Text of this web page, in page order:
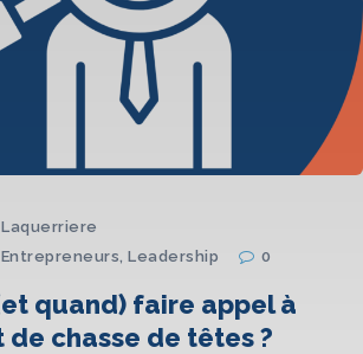
Laquerriere
Entrepreneurs,Leadership 0
quand) faire appel à
de chasse de têtes ?